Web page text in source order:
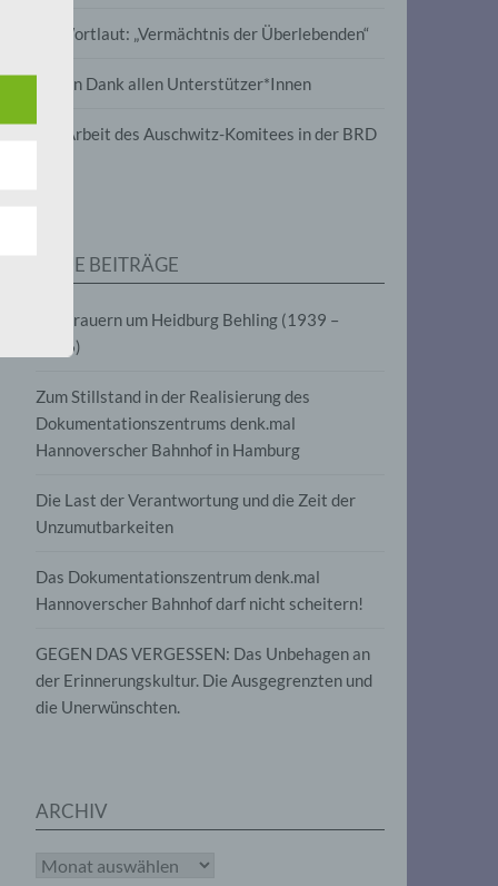
Im Wortlaut: „Vermächtnis der Überlebenden“
Vielen Dank allen Unterstützer*Innen
Zur Arbeit des Auschwitz-Komitees in der BRD
NEUE BEITRÄGE
Wir trauern um Heidburg Behling (1939 –
2026)
Zum Stillstand in der Realisierung des
Dokumentationszentrums denk.mal
Hannoverscher Bahnhof in Hamburg
Die Last der Verantwortung und die Zeit der
Unzumutbarkeiten
Das Dokumentationszentrum denk.mal
Hannoverscher Bahnhof darf nicht scheitern!
GEGEN DAS VERGESSEN: Das Unbehagen an
der Erinnerungskultur. Die Ausgegrenzten und
die Unerwünschten.
ARCHIV
Archiv